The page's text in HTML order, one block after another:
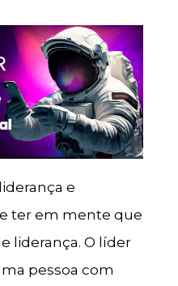
e
ter em mente que
liderança. O líder
pessoa com